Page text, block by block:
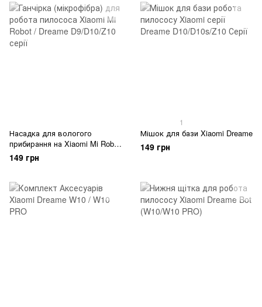
Насадка для вологого
прибирання на Xiaomi Mi Robot
/ Dreame
149 грн
1
Мішок для бази Xiaomi Dreame
149 грн